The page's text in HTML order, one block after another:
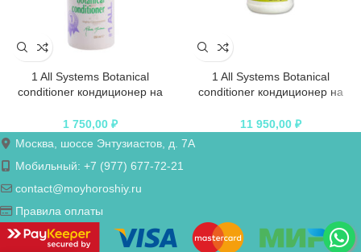
1 All Systems Botanical
conditioner кондиционер на
250 мл
1 750,00 ₽
1 All Systems Botanical
conditioner кондиционер на
3,78 л
11 950,00 ₽
Москва, шоссе Энтузиастов, д. 7А
Мобильный: +7 (977) 677-72-21
contact@moyhoroshiy.ru
Правила оплаты